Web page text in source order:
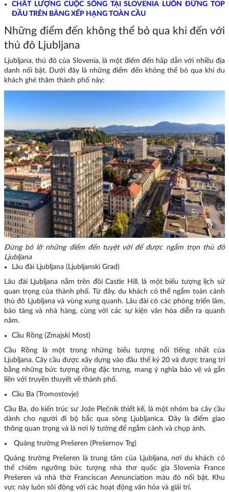
CHẤT LƯỢNG CUỘC SỐNG TẠI SLOVENIA LUÔN ĐỨNG TOP
ĐẦU TRÊN BẢNG XẾP HẠNG TOÀN CẦU
Những điểm đến không thể bỏ qua khi đến với
thủ đô Ljubljana
Ljubljana, thủ đô của Slovenia, là một điểm đến hấp dẫn với nhiều địa
danh nổi bật. Dưới đây là những điểm đến không thể bỏ qua khi du
khách ghé thăm thành phố này:
Đừng bỏ lỡ những điểm đến tuyệt vời để được ngắm trọn thủ đô
Ljubljana
Lâu đài Ljubljana (Ljubljanski Grad)
Lâu đài Ljubljana nằm trên đồi Castle Hill, là một biểu tượng lịch sử
quan trọng của thành phố. Từ đây, du khách có thể ngắm toàn cảnh
thủ đô Ljubljana và vùng xung quanh. Lâu đài có các phòng triển lãm,
bảo tàng và nhà hàng, cùng với các sự kiện văn hóa diễn ra quanh
năm.
Cầu Rồng (Zmajski Most)
Cầu Rồng là một trong những biểu tượng nổi tiếng nhất của
Ljubljana. Cây cầu được xây dựng vào đầu thế kỷ 20 và được trang trí
bằng những bức tượng rồng đặc trưng, mang ý nghĩa bảo vệ và gắn
liền với truyền thuyết về thành phố.
Cầu Ba (Tromostovje)
Cầu Ba, do kiến trúc sư Jože Plečnik thiết kế, là một nhóm ba cây cầu
dành cho người đi bộ bắc qua sông Ljubljanica. Đây là điểm giao
thông quan trọng và là nơi lý tưởng để ngắm cảnh và chụp ảnh.
Quảng trường Prešeren (Prešernov Trg)
Quảng trường Prešeren là trung tâm của Ljubljana, nơi du khách có
thể chiêm ngưỡng bức tượng nhà thơ quốc gia Slovenia France
Prešeren và nhà thờ Franciscan Annunciation màu đỏ nổi bật. Khu
vực này luôn sôi động với các hoạt động văn hóa và giải trí.